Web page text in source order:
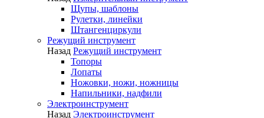
Щупы, шаблоны
Рулетки, линейки
Штангенциркули
Режущий инструмент
Назад Режущий инструмент
Топоры
Лопаты
Ножовки, ножи, ножницы
Напильники, надфили
Электроинструмент
Назад Электроинструмент